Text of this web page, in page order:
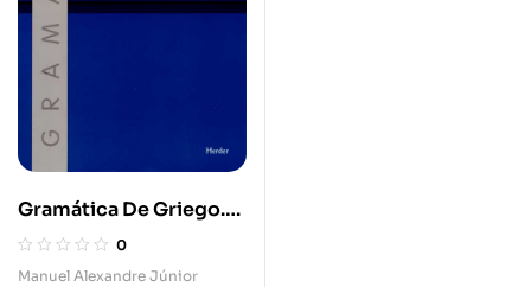
Gramática De Griego.
Clásico Y Helenístico
0
Manuel Alexandre Júnior